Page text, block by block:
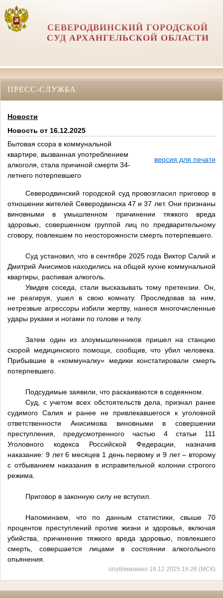
СЕВЕРОДВИНСКИЙ ГОРОДСКОЙ
СУД АРХАНГЕЛЬСКОЙ ОБЛАСТИ
ПРЕСС-СЛУЖБА
Новости
Новость от 16.12.2025
Бытовая ссора в коммунальной
квартире, вызванная употреблением
алкоголя, стала причиной смерти 34-
летнего потерпевшего
версия для печати
Северодвинский городской суд провозгласил приговор в
отношении жителей Северодвинска 47 и 37 лет. Они признаны
виновными в умышленном причинении тяжкого вреда
здоровью, совершенном группой лиц по предварительному
сговору, повлекшем по неосторожности смерть потерпевшего.
Суд установил, что в сентябре 2025 года Виктор Салий и
Дмитрий Анисимов находились на общей кухне коммунальной
квартиры, распивая алкоголь.
Увидев соседа, стали высказывать тому претензии. Он,
не реагируя, ушел в свою комнату. Проследовав за ним,
нетрезвые агрессоры избили жертву, нанеся многочисленные
удары руками и ногами по голове и телу.
Затем один из злоумышленников пришел на станцию
скорой медицинского помощи, сообщив, что убил человека.
Прибывшие в «коммуналку» медики констатировали смерть
потерпевшего.
Подсудимые заявили, что раскаиваются в содеянном.
Суд, с учетом всех обстоятельств дела, признал ранее
судимого Салия и ранее не привлекавшегося к уголовной
ответственности Анисимова виновными в совершении
преступления, предусмотренного частью 4 статьи 111
Уголовного кодекса Российской Федерации, назначив
наказание: 9 лет 6 месяцев 1 день первому и 9 лет – второму
с отбыванием наказания в исправительной колонии строгого
режима.
Приговор в законную силу не вступил.
Напоминаем, что по данным статистики, свыше 70
процентов преступлений против жизни и здоровья, включая
убийства, причинение тяжкого вреда здоровью, повлекшего
смерть, совершается лицами в состоянии алкогольного
опьянения.
опубликовано 16.12.2025 16:26 (МСК)